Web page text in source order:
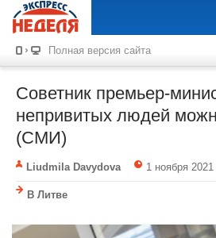
Полная версия сайта
Советник премьер-
непривитых людей
(СМИ)
Liudmila Davydova 1 ноября 2021
В Литве